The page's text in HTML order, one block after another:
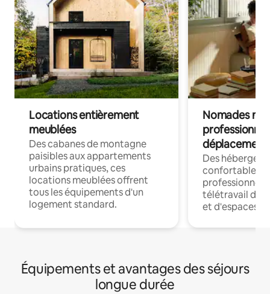
Locations entièrement
meublées
Des cabanes de montagne
paisibles aux appartements
urbains pratiques, ces
locations meublées offrent
tous les équipements d'un
logement standard.
Nomades
déplacement
Des
confortables
professionnels
télétravail
et d'espaces
Équipements et avantages des séjours
longue durée